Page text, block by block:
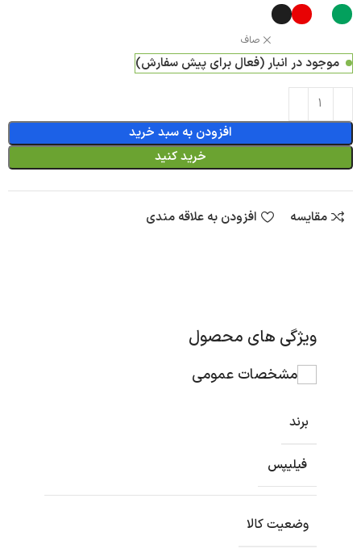
صاف
موجود در انبار (فعال برای پیش سفارش)
افزودن به سبد خرید
خرید کنید
مقایسه افزودن به علاقه مندی
ویژگی های محصول
مشخصات عمومی
برند
فیلیپس
وضعیت کالا